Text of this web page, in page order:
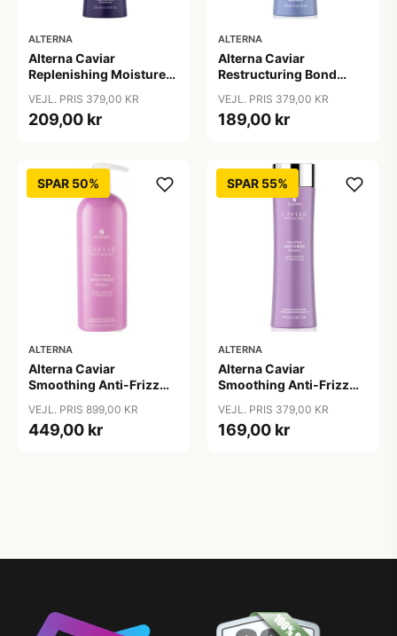
ALTERNA
Alterna Caviar
Replenishing Moisture
VEJL. PRIS 379,00 KR
209,00 kr
ALTERNA
Alterna Caviar
Restructuring Bond
VEJL. PRIS 379,00 KR
189,00 kr
SPAR 50%
ALTERNA
Alterna Caviar
Smoothing Anti-Frizz
VEJL. PRIS 899,00 KR
449,00 kr
SPAR 55%
ALTERNA
Alterna Caviar
Smoothing Anti-Frizz
VEJL. PRIS 379,00 KR
169,00 kr